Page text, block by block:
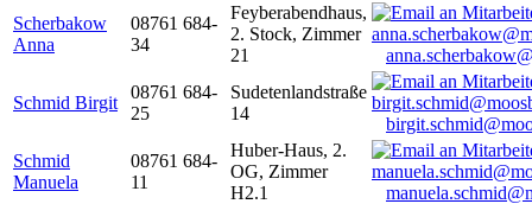
Scherbakow
Anna
08761 684-
34
Feyberabendhaus,
2. Stock, Zimmer
21
Schmid Birgit
08761 684-
25
Sudetenlandstraße
14
Schmid
Manuela
08761 684-
11
Huber-Haus, 2.
OG, Zimmer
H2.1